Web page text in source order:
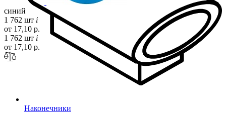
Наконечники
синий
1 762 шт i
от 17,10 р.
1 762 шт i
от 17,10 р.